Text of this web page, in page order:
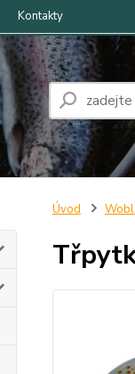
Kontakty
Úvod